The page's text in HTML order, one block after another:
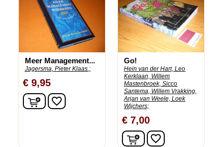
Meer Management...
Jagersma, Pieter Klaas.;
€ 9,95
In winkelwagen
favorite_border
Go!
Hein van der Hart, Leo
Kerklaan, Willem
Mastenbroek, Sicco
Santema, Willem Vrakking,
Arjan van Weele, Loek
Wijchers;
€ 7,00
In winkelwagen
favorite_border